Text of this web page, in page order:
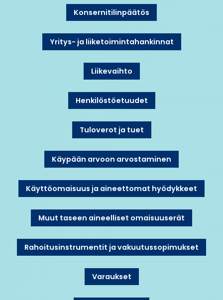
Konsernitilinpäätös
Yritys- ja liiketoimintahankinnat
Liikevaihto​
Henkilöstöetuudet​
Tuloverot ja tuet
Käypään arvoon arvostaminen
Käyttöomaisuus ja aineettomat hyödykkeet
Muut taseen aineelliset omaisuuserät
Rahoitusinstrumentit ja vakuutussopimukset
Varaukset